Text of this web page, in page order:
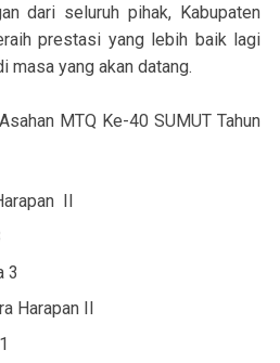
dari seluruh pihak, Kabupaten
prestasi yang lebih baik lagi
masa yang akan datang.
MTQ Ke-40 SUMUT Tahun
II
3
Harapan II